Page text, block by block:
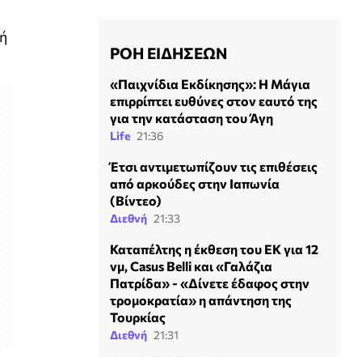
ΡΟΗ ΕΙΔΗΣΕΩΝ
«Παιχνίδια Εκδίκησης»: Η Μάγια
επιρρίπτει ευθύνες στον εαυτό της
για την κατάσταση του Άγη
Life 21:36
Έτσι αντιμετωπίζουν τις επιθέσεις
από αρκούδες στην Ιαπωνία
(Βίντεο)
Διεθνή 21:33
Καταπέλτης η έκθεση του ΕΚ για 12
νμ, Casus Belli και «Γαλάζια
Πατρίδα» - «Δίνετε έδαφος στην
τρομοκρατία» η απάντηση της
Τουρκίας
Διεθνή 21:31